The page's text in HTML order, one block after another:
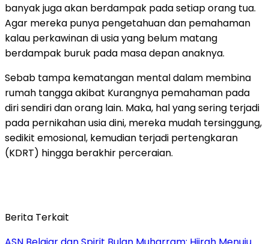
banyak juga akan berdampak pada setiap orang tua.
Agar mereka punya pengetahuan dan pemahaman
kalau perkawinan di usia yang belum matang
berdampak buruk pada masa depan anaknya.
Sebab tampa kematangan mental dalam membina
rumah tangga akibat Kurangnya pemahaman pada
diri sendiri dan orang lain. Maka, hal yang sering terjadi
pada pernikahan usia dini, mereka mudah tersinggung,
sedikit emosional, kemudian terjadi pertengkaran
(KDRT) hingga berakhir perceraian.
Berita Terkait